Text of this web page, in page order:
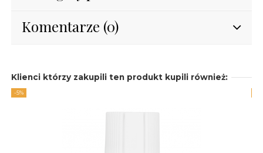
Komentarze (0)
Klienci którzy zakupili ten produkt kupili również:
-5%